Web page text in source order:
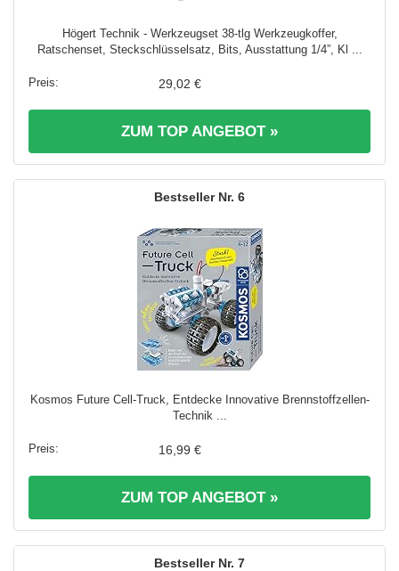
Högert Technik - Werkzeugset 38-tlg Werkzeugkoffer,
Ratschenset, Steckschlüsselsatz, Bits, Ausstattung 1/4”, Kl ...
29,02 €
ZUM TOP ANGEBOT »
6
Kosmos Future Cell-Truck, Entdecke Innovative Brennstoffzellen-
Technik ...
16,99 €
ZUM TOP ANGEBOT »
7